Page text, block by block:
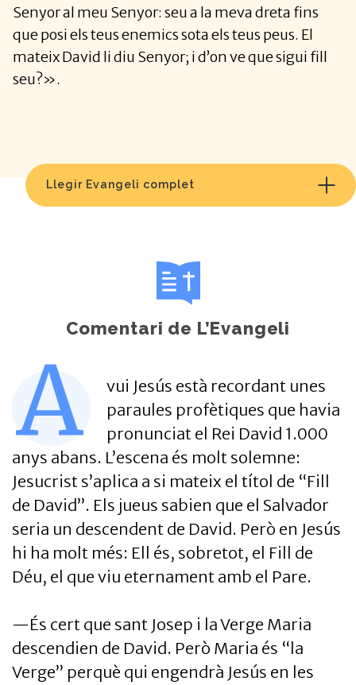
Senyor al meu Senyor: seu a la meva dreta fins
que posi els teus enemics sota els teus peus. El
mateix David li diu Senyor; i d’on ve que sigui fill
seu?».
Llegir Evangeli complet
Comentari de L’Evangeli
A
vui Jesús està recordant unes
paraules profètiques que havia
pronunciat el Rei David 1.000
anys abans. L’escena és molt solemne:
Jesucrist s’aplica a si mateix el títol de “Fill
de David”. Els jueus sabien que el Salvador
seria un descendent de David. Però en Jesús
hi ha molt més: Ell és, sobretot, el Fill de
Déu, el que viu eternament amb el Pare.
—És cert que sant Josep i la Verge Maria
descendien de David. Però Maria és “la
Verge” perquè qui engendrà Jesús en les